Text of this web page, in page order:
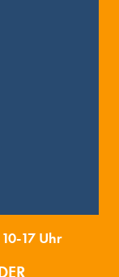
17 Uhr